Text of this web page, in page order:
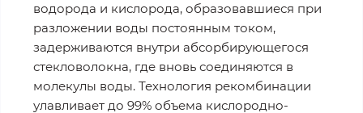
водорода и кислорода, образовавшиеся при
разложении воды постоянным током,
задерживаются внутри абсорбирующегося
стекловолокна, где вновь соединяются в
молекулы воды. Технология рекомбинации
улавливает до 99% объема кислородно-